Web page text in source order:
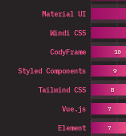
Element
Vue.js
Tailwind CSS
Styled Components
CodyFrame
Windi CSS
Material UI
7
7
8
9
10